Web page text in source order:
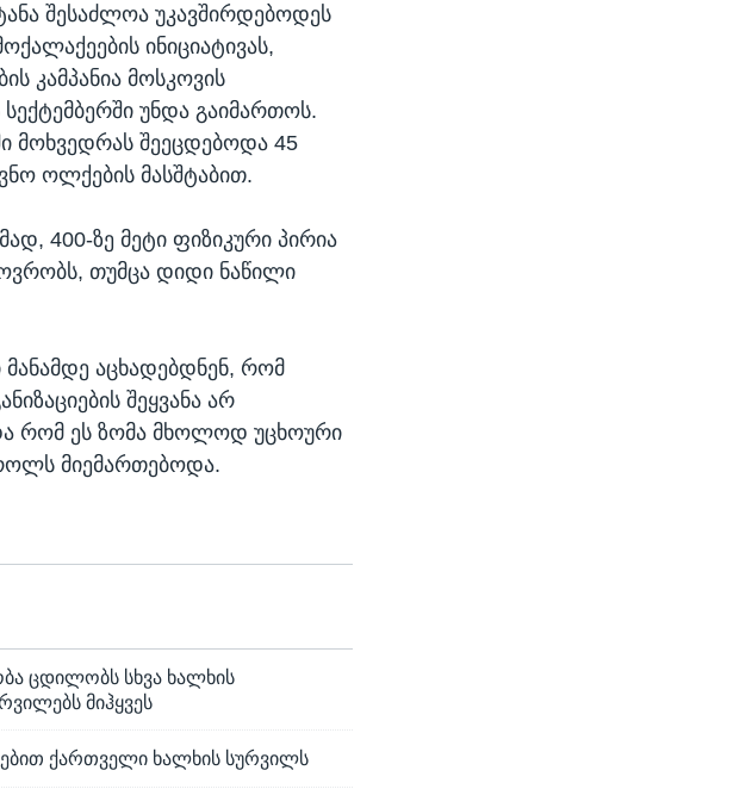
შესაძლოა უკავშირდებოდეს
ინიციატივას,
კამპანია მოსკოვის
უნდა გაიმართოს.
მოხვედრას შეეცდებოდა 45
ოლქების მასშტაბით.
400-ზე მეტი ფიზიკური პირია
თუმცა დიდი ნაწილი
აცხადებდნენ, რომ
შეყვანა არ
რომ ეს ზომა მხოლოდ უცხოური
მიემართებოდა.
ცდილობს სხვა ხალხის
მიჰყვეს
ქართველი ხალხის სურვილს